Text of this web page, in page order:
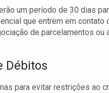
um período de 30 dias
que entrem em
de parcelamentos ou
Débitos
para evitar restrições ao